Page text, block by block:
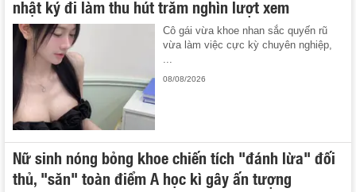
nhật ký đi làm thu hút trăm nghìn lượt xem
Cô gái vừa khoe nhan sắc quyến rũ
vừa làm việc cực kỳ chuyên nghiệp,
08/08/2026
Nữ sinh nóng bỏng khoe chiến tích "đánh lừa" đối
thủ, "săn" toàn điểm A học kì gây ấn tượng